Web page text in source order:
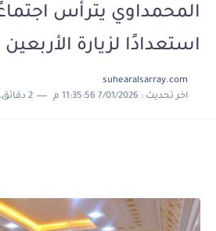
المحمداوي يترأس
استعدادًا لزيارة الأربعين
suhearalsarray.com
اخر تحديث : 7/01/2026 11:35:56 م 2 دقائق للقراءة